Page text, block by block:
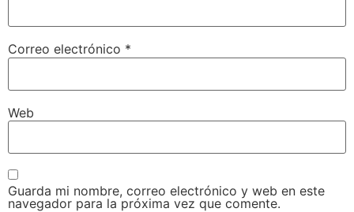
Correo electrónico *
Web
Guarda mi nombre, correo electrónico y web en este
navegador para la próxima vez que comente.